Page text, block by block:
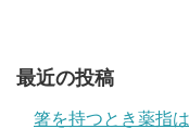
最近の投稿
箸を持つとき薬指